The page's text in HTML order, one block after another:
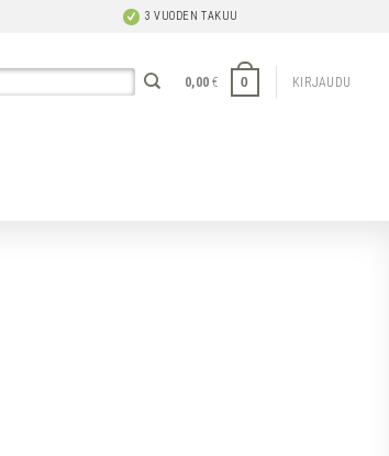
3 VUODEN TAKUU
0,00€ 0 KIRJAUDU